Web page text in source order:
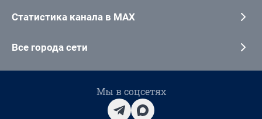
Статистика канала в MAX
Все города сети
Мы в соцсетях